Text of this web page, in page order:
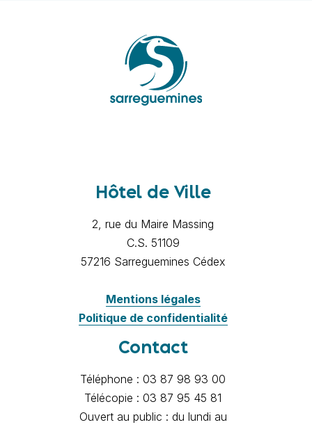
Hôtel de Ville
2, rue du Maire Massing
C.S. 51109
57216 Sarreguemines Cédex
Mentions légales
Politique de confidentialité
Contact
Téléphone : 03 87 98 93 00
Télécopie : 03 87 95 45 81
Ouvert au public : du lundi au